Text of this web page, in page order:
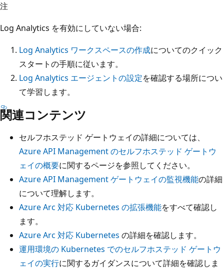
注
Log Analytics を有効にしていない場合:
Log Analytics ワークスペースの作成についてのクイック
スタートの手順に従います。
Log Analytics エージェントの設定を確認する場所につい
て学習します。
関連コンテンツ
セルフホステッド ゲートウェイの詳細については、
Azure API Management のセルフホステッド ゲートウ
ェイの概要に関するページを参照してください。
Azure API Management ゲートウェイの監視機能の詳細
について理解します。
Azure Arc 対応 Kubernetes の拡張機能をすべて確認し
ます。
Azure Arc 対応 Kubernetes の詳細を確認します。
運用環境の Kubernetes でのセルフホステッド ゲートウ
ェイの実行に関するガイダンスについて詳細を確認しま